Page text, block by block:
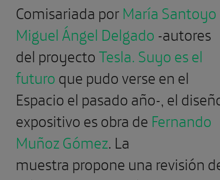
Comisariada porMaría Santoyo
Miguel Ángel Delgado -autores
del proyectoTesla. Suyo es el
futuroque pudo verse en el
Espacio el pasado año-, el
expositivo es obra de Fernando
Muñoz Gómez. La
muestra propone una revisión